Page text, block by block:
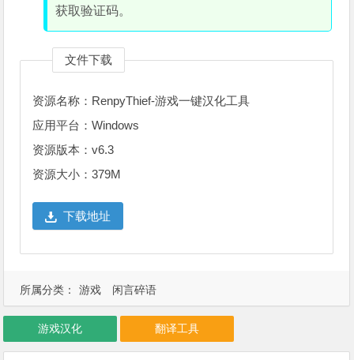
获取验证码。
文件下载
资源名称：RenpyThief-游戏一键汉化工具
应用平台：Windows
资源版本：v6.3
资源大小：379M
下载地址
所属分类： 游戏 闲言碎语
游戏汉化 翻译工具